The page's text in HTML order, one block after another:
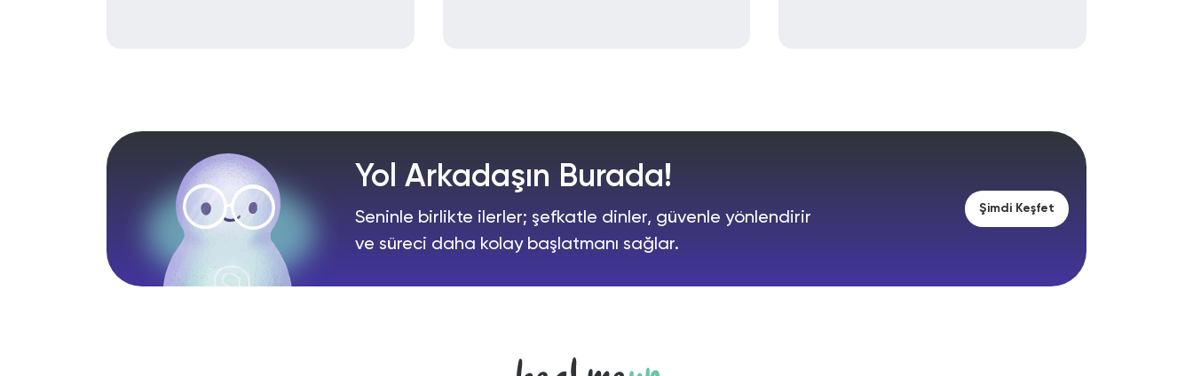
Yol Arkadaşın Burada!
Seninle birlikte ilerler; şefkatle dinler, güvenle yönlendirir
ve süreci daha kolay başlatmanı sağlar.
Şimdi Keşfet